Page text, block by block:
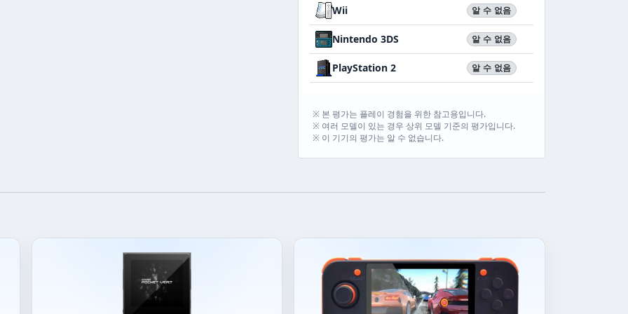
Wii 알 수 없음
Nintendo 3DS 알 수 없음
PlayStation 2 알 수 없음
※ 본 평가는 플레이 경험을 위한 참고용입니다.
※ 여러 모델이 있는 경우 상위 모델 기준의 평가입니다.
※ 이 기기의 평가는 알 수 없습니다.